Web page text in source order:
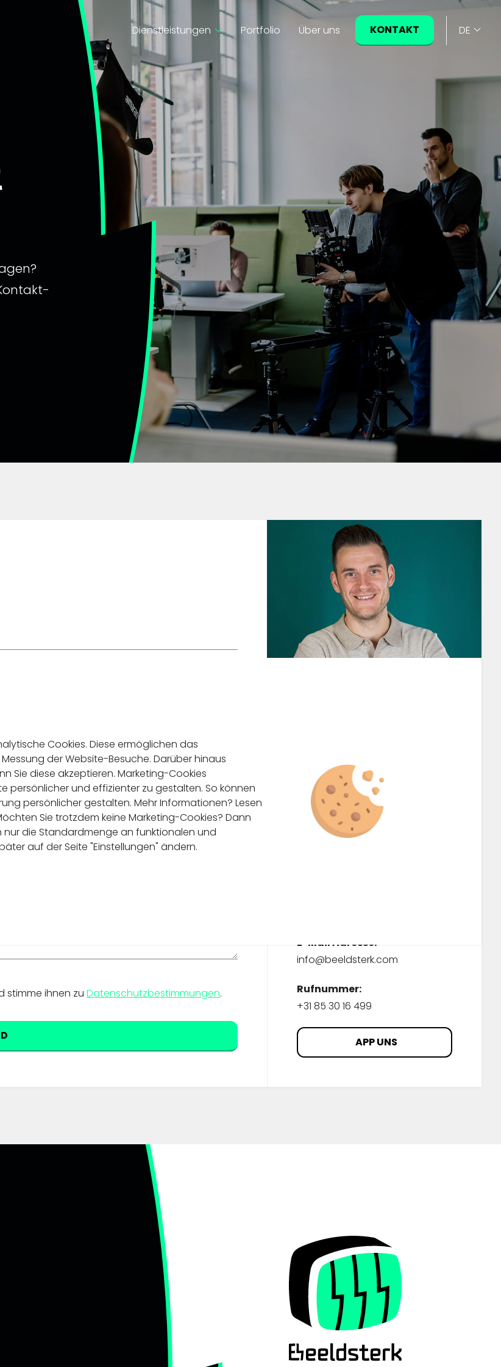
Dienstleistungen Portfolio Über uns KONTAKT DE
stimme ihnen zu Datenschutzbestimmungen.
Kontaktangaben
E-Mail Adresse:
info@beeldsterk.com
Rufnummer:
+31 85 30 16 499
APP UNS
Cookies. Diese ermöglichen das
der Website-Besuche. Darüber hinaus
Sie diese akzeptieren. Marketing-Cookies
persönlicher und effizienter zu gestalten. So können
persönlicher gestalten. Mehr Informationen? Lesen
Sie trotzdem keine Marketing-Cookies? Dann
nur die Standardmenge an funktionalen und
auf der Seite "Einstellungen" ändern.